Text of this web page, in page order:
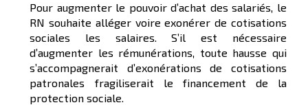
Pour augmenter le pouvoir d’achat des salariés, le
RN souhaite alléger voire exonérer de cotisations
sociales les salaires. S’il est nécessaire
d’augmenter les rémunérations, toute hausse qui
s’accompagnerait d’exonérations de cotisations
patronales fragiliserait le financement de la
protection sociale.